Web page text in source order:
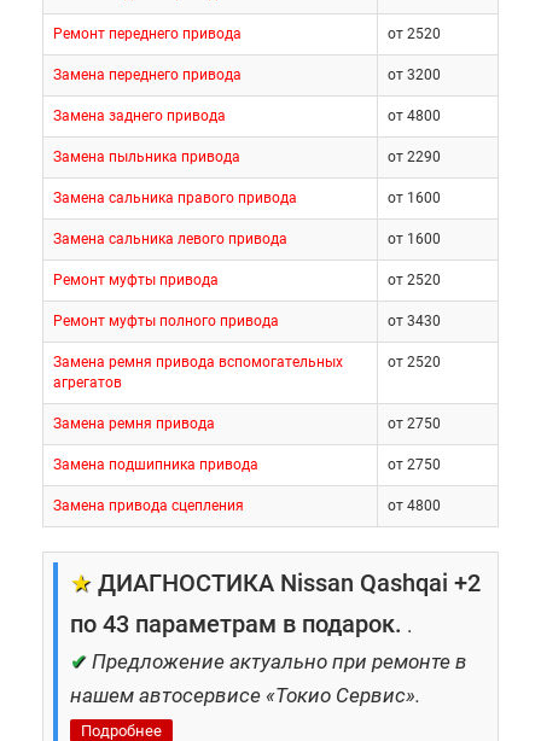
Ремонт переднего привода от 2520
Замена переднего привода от 3200
Замена заднего привода от 4800
Замена пыльника привода от 2290
Замена сальника правого привода от 1600
Замена сальника левого привода от 1600
Ремонт муфты привода от 2520
Ремонт муфты полного привода от 3430
Замена ремня привода вспомогательных
агрегатов
от 2520
Замена ремня привода от 2750
Замена подшипника привода от 2750
Замена привода сцепления от 4800
★ ДИАГНОСТИКА Nissan Qashqai +2
по 43 параметрам в подарок. .
✔ Предложение актуально при ремонте в
нашем автосервисе «Токио Сервис».
Подробнее